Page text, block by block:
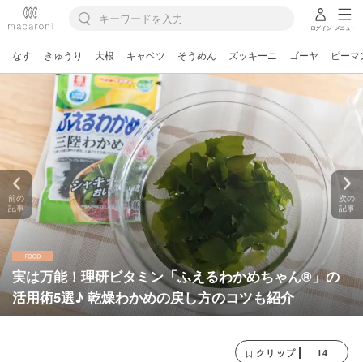
ログイン メニュー
なす きゅうり 大根 キャベツ そうめん ズッキーニ ゴーヤ ピーマ
実は万能！理研ビタミン「ふえるわかめちゃん®」の
活用術5選♪ 乾燥わかめの戻し方のコツも紹介
前の
記事
次の
記事
クリップ 14